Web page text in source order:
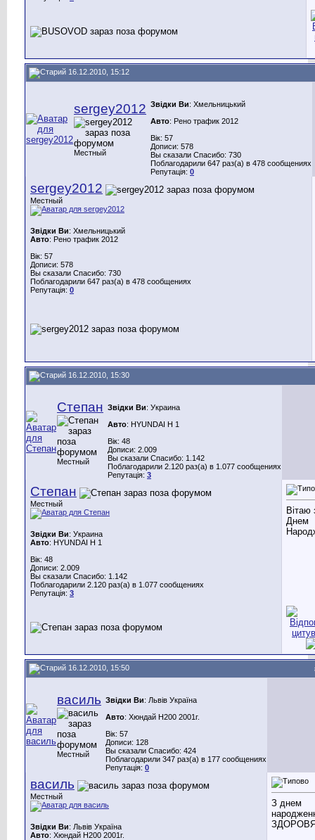
16.12.2010, 15:12
sergey2012
Местный
Звідки Ви: Хмельницький
Авто: Рено трафик 2012
Вік: 57
Дописи: 578
Вы сказали Спасибо: 730
Поблагодарили 647 раз(а) в 478 сообщениях
Репутація: 0
sergey2012
Местный
Звідки Ви: Хмельницький
Авто: Рено трафик 2012
Вік: 57
Дописи: 578
Вы сказали Спасибо: 730
Поблагодарили 647 раз(а) в 478 сообщениях
Репутація: 0
16.12.2010, 15:30
Степан
Местный
Звідки Ви: Украина
Авто: HYUNDAI H 1
Вік: 48
Дописи: 2.009
Вы сказали Спасибо: 1.142
Поблагодарили 2.120 раз(а) в 1.077 сообщениях
Репутація: 3
Степан
Местный
Звідки Ви: Украина
Авто: HYUNDAI H 1
Вік: 48
Дописи: 2.009
Вы сказали Спасибо: 1.142
Поблагодарили 2.120 раз(а) в 1.077 сообщениях
Репутація: 3
Вітаю
Днем
16.12.2010, 15:50
василь
Местный
Звідки Ви: Львів Україна
Авто: Хюндай Н200 2001г.
Вік: 57
Дописи: 128
Вы сказали Спасибо: 424
Поблагодарили 347 раз(а) в 177 сообщениях
Репутація: 0
василь
Местный
Звідки Ви: Львів Україна
Авто: Хюндай Н200 2001г.
З днем